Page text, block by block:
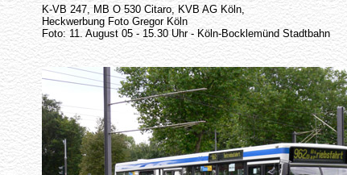
K-VB 247, MB O 530 Citaro, KVB AG Köln,
Heckwerbung Foto Gregor Köln
Foto: 11. August 05 - 15.30 Uhr - Köln-Bocklemünd Stadtbahn